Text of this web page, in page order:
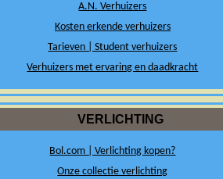
A.N. Verhuizers
Kosten erkende verhuizers
Tarieven | Student verhuizers
Verhuizers met ervaring en daadkracht
VERLICHTING
Bol.com | Verlichting kopen?
Onze collectie verlichting